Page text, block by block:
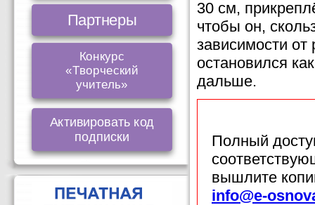
30 см,
чтобы он,
зависимости от
остановился
дальше.
Полный
вышлите
info@e-
Партнеры
Конкурс
«Творческий
учитель»
Активировать код
подписки